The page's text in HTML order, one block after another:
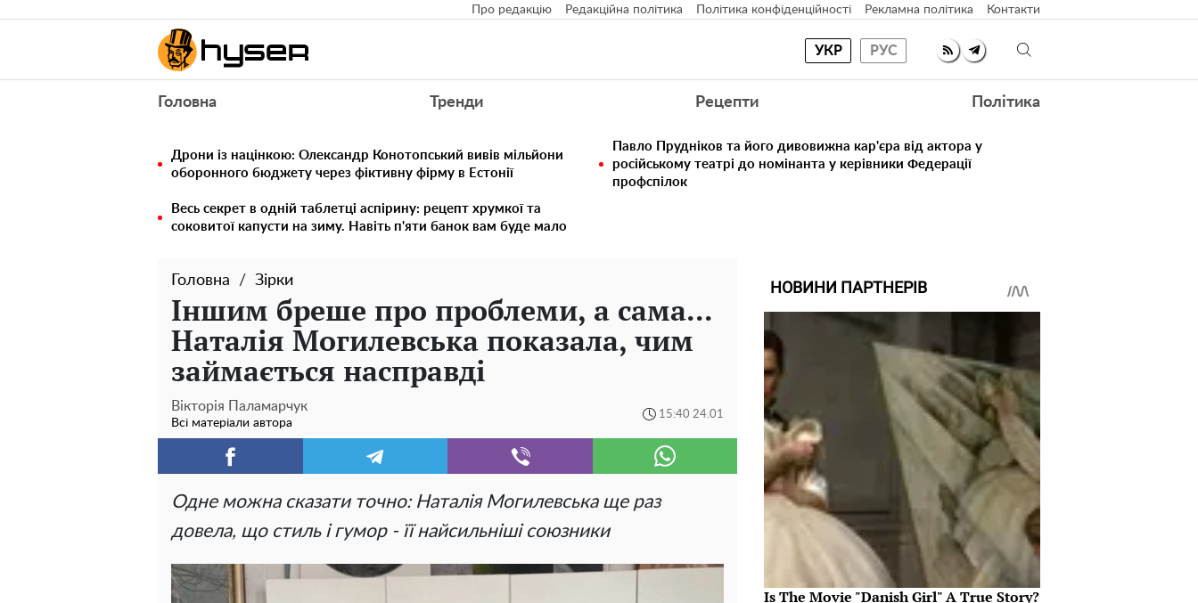
Про редакцію Редакційна політика Політика конфіденційності Рекламна політика Контакти
УКР РУС
Головна Тренди Рецепти Політика
Дрони із націнкою: Олександр Конотопський вивів мільйони
оборонного бюджету через фіктивну фірму в Естонії
Павло Прудніков та його дивовижна кар'єра від актора у
російському театрі до номінанта у керівники Федерації
профспілок
Весь секрет в одній таблетці аспірину: рецепт хрумкої та
соковитої капусти на зиму. Навіть п'яти банок вам буде мало
Головна Зірки
Іншим бреше про проблеми, а сама...
Наталія Могилевська показала, чим
займається насправді
Вікторія Паламарчук
Всі матеріали автора
15:40 24.01
Одне можна сказати точно: Наталія Могилевська ще раз
довела, що стиль і гумор - її найсильніші союзники
НОВИНИ ПАРТНЕРІВ
Is The Movie "Danish Girl" A True Story?